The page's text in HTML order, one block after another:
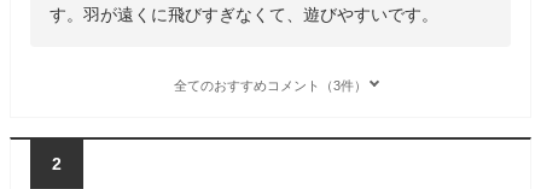
す。羽が遠くに飛びすぎなくて、遊びやすいです。
全てのおすすめコメント（3件）
2